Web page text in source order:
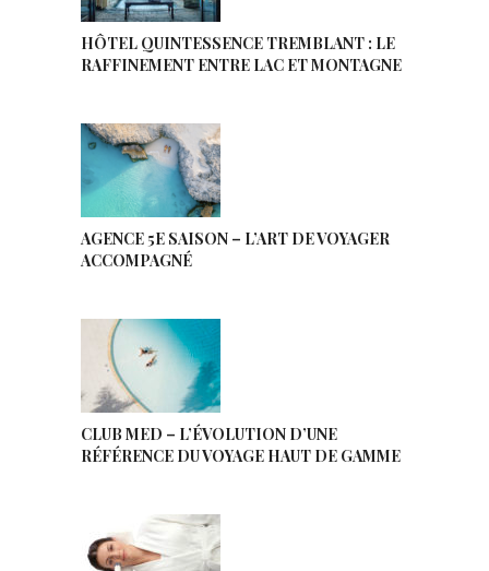
HÔTEL QUINTESSENCE TREMBLANT : LE
RAFFINEMENT ENTRE LAC ET MONTAGNE
AGENCE 5E SAISON – L’ART DE VOYAGER
ACCOMPAGNÉ
CLUB MED – L’ÉVOLUTION D’UNE
RÉFÉRENCE DU VOYAGE HAUT DE GAMME